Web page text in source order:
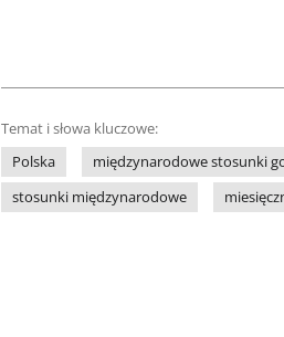
Temat i słowa kluczowe:
Polska
międzynarodowe stosunki
stosunki międzynarodowe